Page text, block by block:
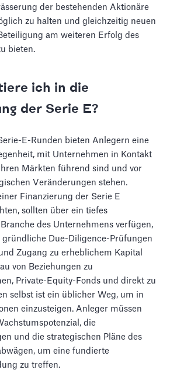
der bestehenden Aktionäre
zu halten und gleichzeitig neuen
am weiteren Erfolg des
bieten.
ich in die
der Serie E?
E-Runden bieten Anlegern eine
mit Unternehmen in Kontakt
Märkten führend sind und vor
Veränderungen stehen.
Finanzierung der Serie E
sollten über ein tiefes
des Unternehmens verfügen,
gründliche Due-Diligence-Prüfungen
Zugang zu erheblichem Kapital
von Beziehungen zu
Private-Equity-Fonds und direkt zu
selbst ist ein üblicher Weg, um in
einzusteigen. Anleger müssen
die
und die strategischen Pläne des
um eine fundierte
zu treffen.